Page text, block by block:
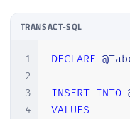
52
54
55
56
57
IF (
INSERT
TRANSACT-SQL
1
2
3
4
DECLARE
INSERT INTO
VALUES